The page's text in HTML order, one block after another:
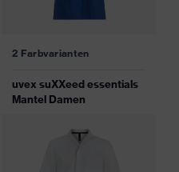
2 Farbvarianten
uvex suXXeed essentials
Mantel Damen